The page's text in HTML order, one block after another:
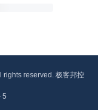
reserved. 极客邦控
5